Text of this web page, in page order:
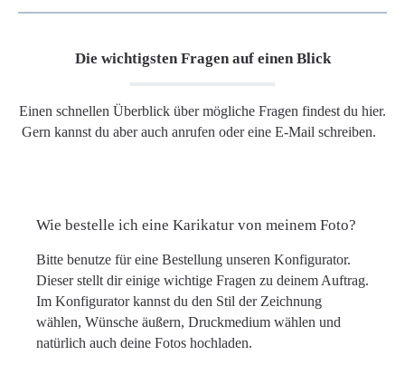
Die wichtigsten Fragen auf einen Blick
Einen schnellen Überblick über mögliche Fragen findest du hier.
Gern kannst du aber auch anrufen oder eine E-Mail schreiben.
Wie bestelle ich eine Karikatur von meinem Foto?
Bitte benutze für eine Bestellung unseren Konfigurator.
Dieser stellt dir einige wichtige Fragen zu deinem Auftrag.
Im Konfigurator kannst du den Stil der Zeichnung
wählen, Wünsche äußern, Druckmedium wählen und
natürlich auch deine Fotos hochladen.